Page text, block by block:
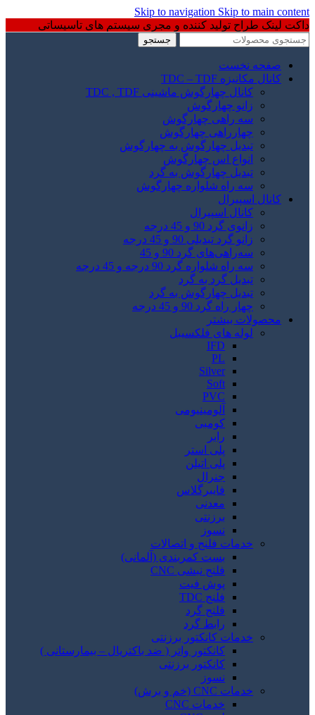
Skip to navigation Skip to main content
داکت لینک طراح تولید کننده و مجری سیستم های تاسیساتی
جستجو
صفحه نخست
کانال مکانیزه TDC – TDF
کانال چهارگوش ماشینی TDC , TDF
زانو چهارگوش
سه راهی چهارگوش
چهارراهی چهارگوش
تبدیل چهارگوش به چهارگوش
انواع اس چهارگوش
تبدیل چهارگوش به گرد
سه راه شلواره چهارگوش
کانال اسپیرال
کانال اسپیرال
زانوی گرد 90 و 45 درجه
زانو گرد تبدیلی 90 و 45 درجه
سه‌راهی‌های گرد 90 و 45
سه راه شلواره گرد 90 درجه و 45 درجه
تبدیل گرد به گرد
تبدیل چهارگوش به گرد
چهار راه گرد 90 و 45 درجه
محصولات بیشتر
لوله های فلکسیبل
IFD
PL
Silver
Soft
PVC
آلومینیومی
کومبی
رابر
پلی استر
پلی اتیلن
جنرال
فایبرگلاس
معدنی
برزنتی
نسوز
خدمات فلنج و اتصالات
بست کمربندی (آلمانی)
فلنج نبشی CNC
پوش فیت
فلنج TDC
فلنج گرد
رابط گرد
خدمات کانکتور برزنتی
کانکتور واتر ( ضد باکتریال – بیمارستانی )
کانکتور برزنتی
نسوز
خدمات CNC (خم و برش)
خدمات CNC